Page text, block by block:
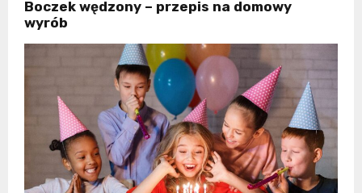
Boczek wędzony – przepis na domowy
wyrób